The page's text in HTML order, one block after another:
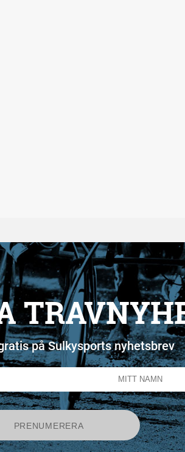
på Sulkysports nyhetsbrev